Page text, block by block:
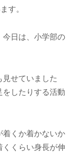
す。
今日は、小学部の
せていました
をしたりする活動
着くか着かないか
くくらい身長が伸